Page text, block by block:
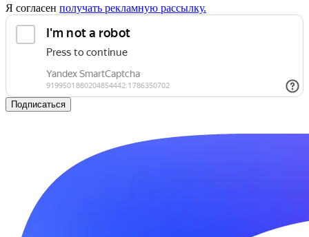
Я согласен получать рекламную рассылку.